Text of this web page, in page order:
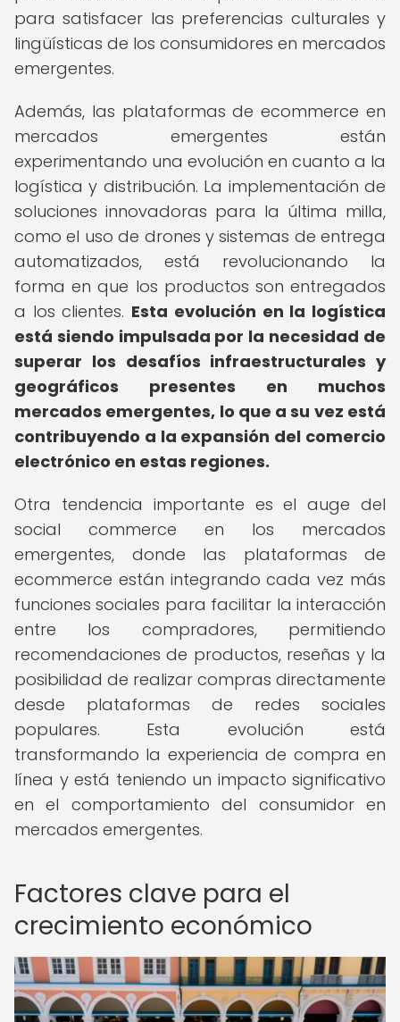
para satisfacer las preferencias culturales y
lingüísticas de los consumidores en mercados
emergentes.
Además, las plataformas de ecommerce en
mercados emergentes están
experimentando una evolución en cuanto a la
logística y distribución. La implementación de
soluciones innovadoras para la última milla,
como el uso de drones y sistemas de entrega
automatizados, está revolucionando la
forma en que los productos son entregados
a los clientes. Esta evolución en la logística
está siendo impulsada por la necesidad de
superar los desafíos infraestructurales y
geográficos presentes en muchos
mercados emergentes, lo que a su vez está
contribuyendo a la expansión del comercio
electrónico en estas regiones.
Otra tendencia importante es el auge del
social commerce en los mercados
emergentes, donde las plataformas de
ecommerce están integrando cada vez más
funciones sociales para facilitar la interacción
entre los compradores, permitiendo
recomendaciones de productos, reseñas y la
posibilidad de realizar compras directamente
desde plataformas de redes sociales
populares. Esta evolución está
transformando la experiencia de compra en
línea y está teniendo un impacto significativo
en el comportamiento del consumidor en
mercados emergentes.
Factores clave para el
crecimiento económico